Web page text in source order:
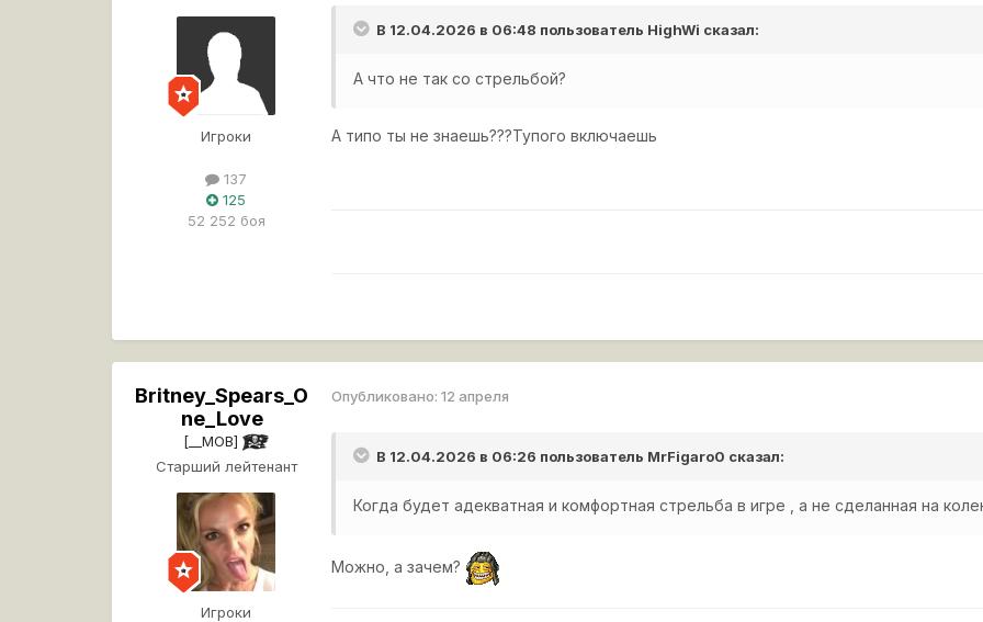
Игроки
137
125
52 252 боя
В 12.04.2026 в 06:48 пользователь HighWi сказал:
А что не так со стрельбой?
А типо ты не знаешь???Тупого включаешь
Britney_Spears_O
ne_Love
[__MOB]
Старший лейтенант
Игроки
Опубликовано:12 апреля
В 12.04.2026 в 06:26 пользователь MrFigaro0 сказал:
Когда будет адекватная и комфортная стрельба в игре , а не сделанная на
Можно, а зачем?